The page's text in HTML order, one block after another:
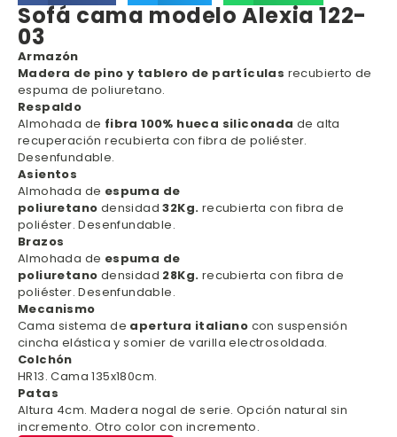
Sofá cama modelo Alexia 122-
03
Armazón
Madera de pino y tablero de partículas recubierto de
espuma de poliuretano.
Respaldo
Almohada de fibra 100% hueca siliconada de alta
recuperación recubierta con fibra de poliéster.
Desenfundable.
Asientos
Almohada de espuma de
poliuretano densidad32Kg. recubierta con fibra de
poliéster. Desenfundable.
Brazos
Almohada de espuma de
poliuretano densidad 28Kg. recubierta con fibra de
poliéster. Desenfundable.
Mecanismo
Cama sistema de apertura italiano con suspensión
cincha elástica y somier de varilla electrosoldada.
Colchón
HR13. Cama 135x180cm.
Patas
Altura 4cm. Madera nogal de serie. Opción natural sin
incremento. Otro color con incremento.